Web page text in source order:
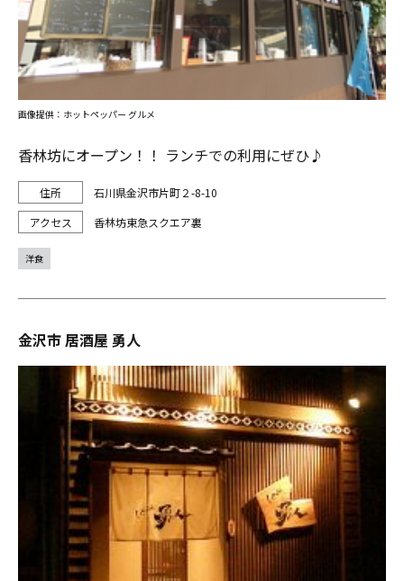
香林坊にオープン！！ ランチでの利用にぜひ♪
石川県金沢市片町２-8-10
香林坊東急スクエア裏
画像提供：ホットペッパー グルメ
洋食
金沢市 居酒屋 勇人